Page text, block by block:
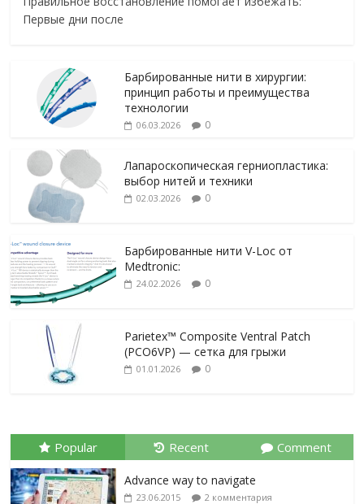
Первые дни после
Барбированные нити в хирургии:
принцип работы и преимущества
технологии
06.03.2026 0
Лапароскопическая герниопластика:
выбор нитей и техники
02.03.2026 0
Барбированные нити V-Loc от
Medtronic:
24.02.2026 0
Parietex™ Composite Ventral Patch
(PCO6VP) — сетка для грыжи
01.01.2026 0
Popular Recent Comment
Advance way to navigate
23.06.2015 2 комментария